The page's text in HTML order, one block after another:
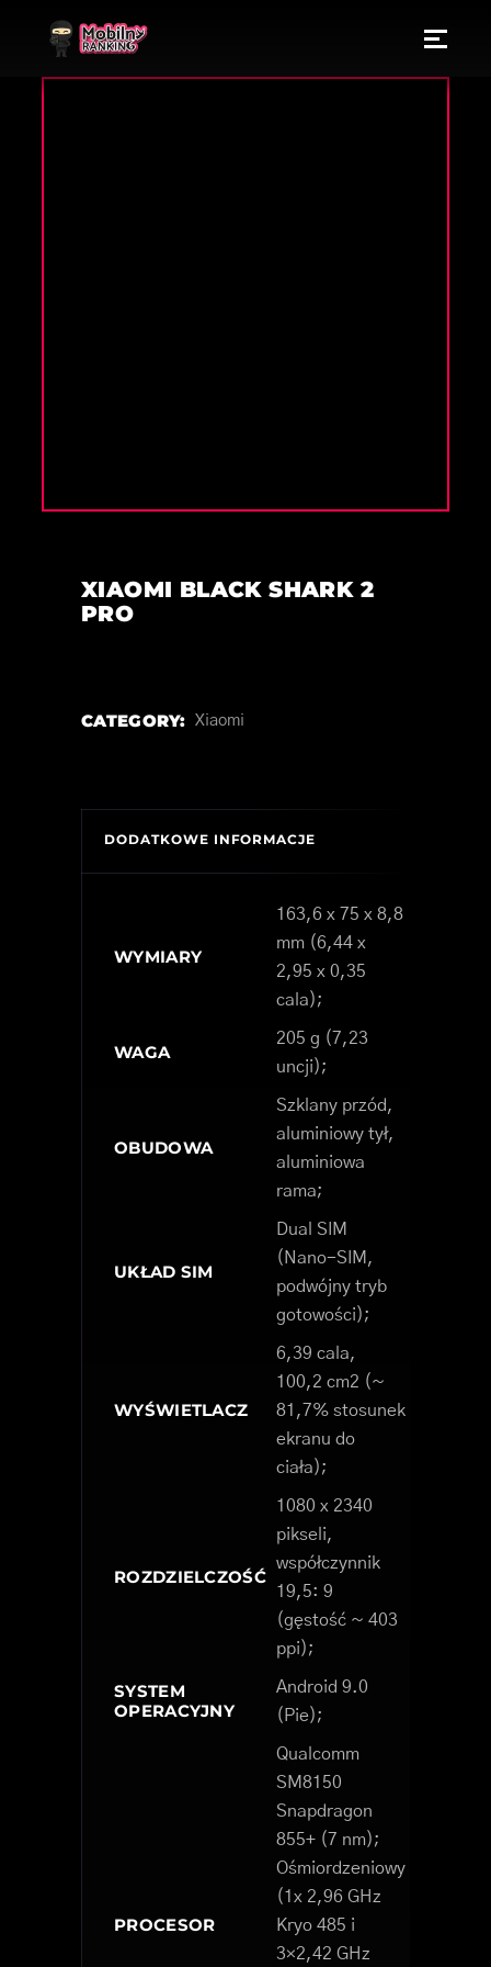
XIAOMI BLACK SHARK 2
PRO
CATEGORY: Xiaomi
DODATKOWE INFORMACJE
WYMIARY
163,6 x 75 x 8,8
mm (6,44 x
2,95 x 0,35
cala);
WAGA
205 g (7,23
uncji);
OBUDOWA
Szklany przód,
aluminiowy tył,
aluminiowa
rama;
UKŁAD SIM
Dual SIM
(Nano-SIM,
podwójny tryb
gotowości);
WYŚWIETLACZ
6,39 cala,
100,2 cm2 (~
81,7% stosunek
ekranu do
ciała);
ROZDZIELCZOŚĆ
1080 x 2340
pikseli,
współczynnik
19,5: 9
(gęstość ~ 403
ppi);
SYSTEM
OPERACYJNY
Android 9.0
(Pie);
PROCESOR
Qualcomm
SM8150
Snapdragon
855+ (7 nm);
Ośmiordzeniowy
(1x 2,96 GHz
Kryo 485 i
3×2,42 GHz